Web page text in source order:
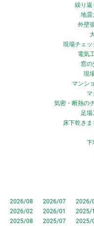
繰り返
地震
外壁
現場チェッ
電気
窓の
現
マンシ
マ
気密・断熱の
足場
床下乾きま
下
2026/08 2026/07 2026/
2026/02
2026/01 2025/
2025/08
2025/07 2025/